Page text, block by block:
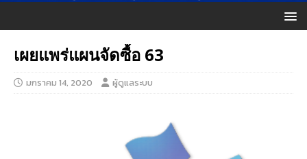
เผยแพร่แผนจัดซื้อ 63
มกราคม 14, 2020 ผู้ดูแลระบบ